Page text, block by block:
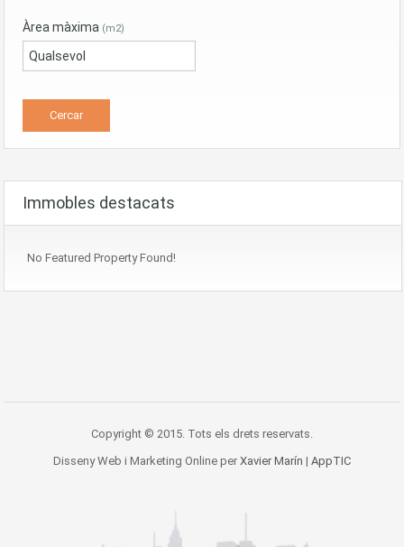
Àrea màxima (m2)
Immobles destacats
No Featured Property Found!
Copyright © 2015. Tots els drets reservats.
Disseny Web i Marketing Online per Xavier Marín | AppTIC